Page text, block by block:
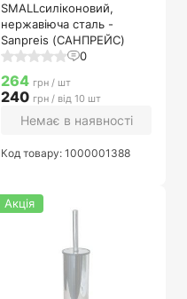
SMALLсиліконовий,
нержавіюча сталь -
Sanpreis (САНПРЕЙС)
0
264 грн / шт
240 грн / від 10 шт
Немає в наявності
Код товару: 1000001388
Акція